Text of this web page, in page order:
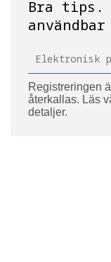
Bra tips.
Registreringen
återkallas. Läs
detaljer.